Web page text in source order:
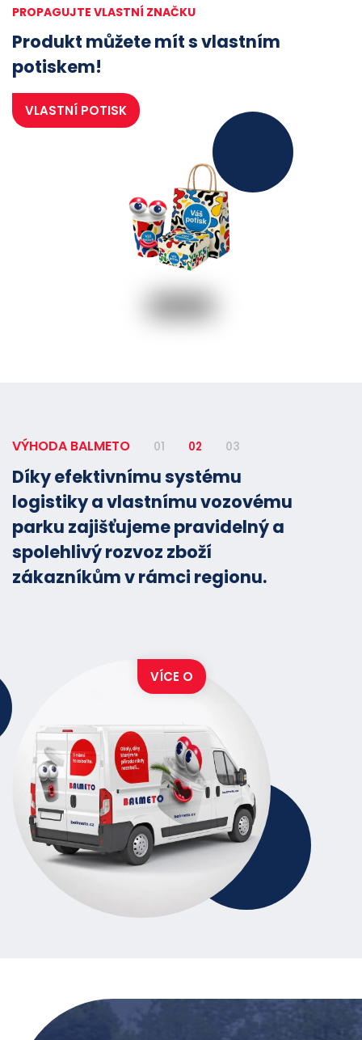
PROPAGUJTE VLASTNÍ ZNAČKU
Produkt můžete mít s vlastním
potiskem!
VLASTNÍ POTISK
VÝHODA BALMETO 01 02 03
Díky efektivnímu systému
logistiky a vlastnímu vozovému
parku zajišťujeme pravidelný a
spolehlivý rozvoz zboží
zákazníkům v rámci regionu.
VÍCE O